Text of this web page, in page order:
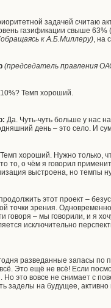
задачей считаю
газификации свыше
к А.Б.Миллеру), на
(председатель правления
10%? Темп хороший.
Да. Чуть-чуть больше у нас
день – это село. И
Темп хороший. Нужно только,
то, о чём я говорил
выстроена, но темпы
этот проект –
точки зрения.
говоря – мы говорили, и я
исключительно
разведанные запасы
Это ещё не всё! Если
Но это вовсе не снимает с
заделы на будущее, активно